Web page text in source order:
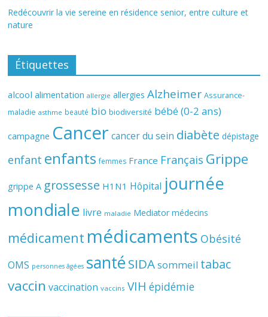
Redécouvrir la vie sereine en résidence senior, entre culture et
nature
Étiquettes
alcool alimentation allergie allergies Alzheimer Assurance-
maladie asthme beauté bio biodiversité bébé (0-2 ans)
campagne Cancer cancer du sein diabète dépistage
enfant enfants femmes France Français Grippe
grippe A grossesse H1N1 Hôpital journée
mondiale livre maladie Mediator médecins
médicament médicaments Obésité
OMS personnes âgées santé SIDAsommeil tabac
vaccin vaccination vaccins VIH épidémie